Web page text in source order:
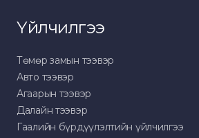
Үйлчилгээ
Төмөр замын тээвэр
Авто тээвэр
Агаарын тээвэр
Далайн тээвэр
Гаалийн бүрдүүлэлтийн үйлчилгээ